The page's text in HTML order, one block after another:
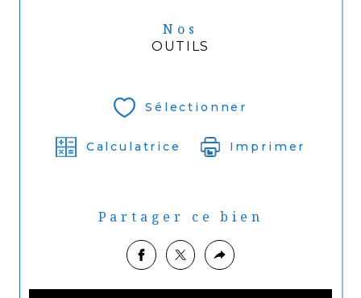
Nos
OUTILS
Sélectionner
Calculatrice Imprimer
Partager ce bien